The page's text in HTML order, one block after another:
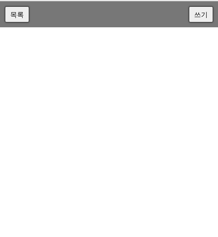
목록 쓰기